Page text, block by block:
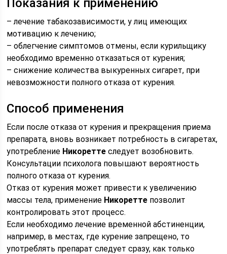
Показания к применению
– лечение табакозависимости, у лиц имеющих
мотивацию к лечению;
– облегчение симптомов отмены, если курильщику
необходимо временно отказаться от курения;
– снижение количества выкуренных сигарет, при
невозможности полного отказа от курения.
Способ применения
Если после отказа от курения и прекращения приема
препарата, вновь возникает потребность в сигаретах,
употребление Никоретте следует возобновить.
Консультации психолога повышают вероятность
полного отказа от курения.
Отказ от курения может привести к увеличению
массы тела, применение Никоретте позволит
контролировать этот процесс.
Если необходимо лечение временной абстиненции,
например, в местах, где курение запрещено, то
употреблять препарат следует сразу, как только